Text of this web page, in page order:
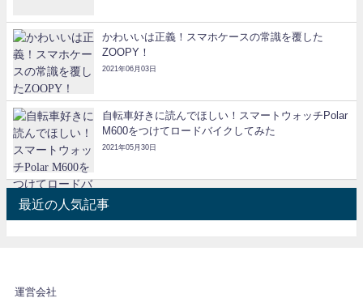
かわいいは正義！スマホケースの常識を覆した
ZOOPY！
2021年06月03日
自転車好きに読んでほしい！スマートウォッチPolar
M600をつけてロードバイクしてみた
2021年05月30日
最近の人気記事
運営会社